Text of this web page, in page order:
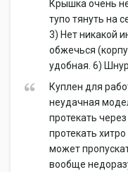
Крышка очень
тупо тянуть на
3) Нет никакой
обжечься
удобная. 6)
Куплен для
неудачная
протекать
протекать
может
вообще